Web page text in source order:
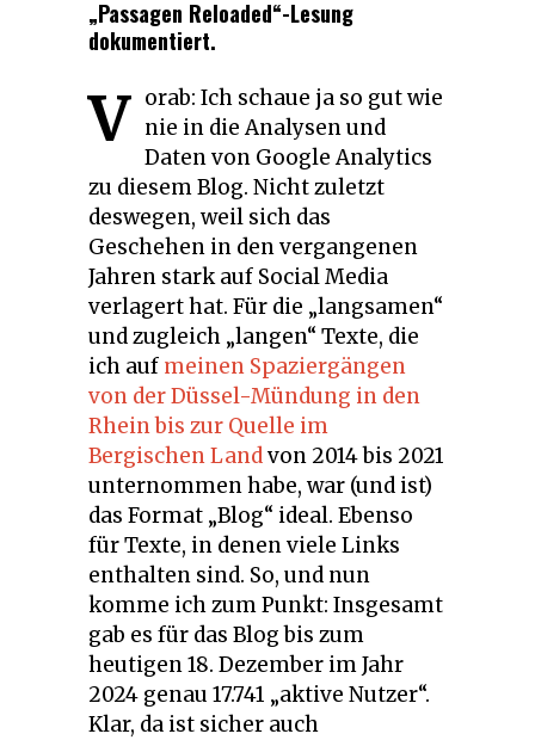
„Passagen Reloaded“-Lesung
dokumentiert.
V orab: Ich schaue ja so gut wie
nie in die Analysen und
Daten von Google Analytics
zu diesem Blog. Nicht zuletzt
deswegen, weil sich das
Geschehen in den vergangenen
Jahren stark auf Social Media
verlagert hat. Für die „langsamen“
und zugleich „langen“ Texte, die
ich auf meinen Spaziergängen
von der Düssel-Mündung in den
Rhein bis zur Quelle im
Bergischen Landvon 2014 bis 2021
unternommen habe, war (und ist)
das Format „Blog“ ideal. Ebenso
für Texte, in denen viele Links
enthalten sind. So, und nun
komme ich zum Punkt: Insgesamt
gab es für das Blog bis zum
heutigen 18. Dezember im Jahr
2024 genau 17.741 „aktive Nutzer“.
Klar, da ist sicher auch